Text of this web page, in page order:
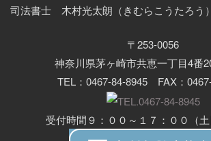
司法書士 木村光太朗（きむらこうたろう）
〒253-0056
神奈川県茅ヶ崎市共恵一丁目4番
TEL：0467-84-8945 FAX：
受付時間９：００～１７：００（土